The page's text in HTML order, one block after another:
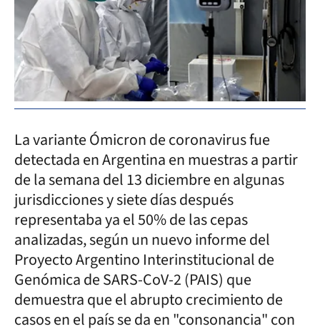
La variante Ómicron de coronavirus fue
detectada en Argentina en muestras a partir
de la semana del 13 diciembre en algunas
jurisdicciones y siete días después
representaba ya el 50% de las cepas
analizadas, según un nuevo informe del
Proyecto Argentino Interinstitucional de
Genómica de SARS-CoV-2 (PAIS) que
demuestra que el abrupto crecimiento de
casos en el país se da en "consonancia" con